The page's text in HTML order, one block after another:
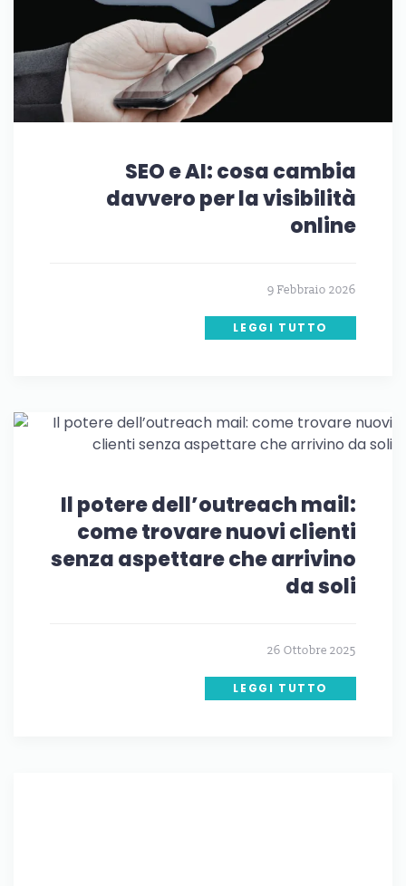
SEO e AI: cosa cambia
davvero per la visibilità
online
9 Febbraio 2026
LEGGI TUTTO
Il potere dell’outreach mail:
come trovare nuovi clienti
senza aspettare che arrivino
da soli
26 Ottobre 2025
LEGGI TUTTO